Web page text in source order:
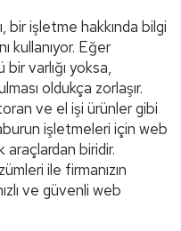
bir işletme hakkında bilgi
kullanıyor. Eğer
varlığı yoksa,
oldukça zorlaşır.
ve el işi ürünler gibi
işletmeleri için web
biridir.
ile firmanızın
ve güvenli web